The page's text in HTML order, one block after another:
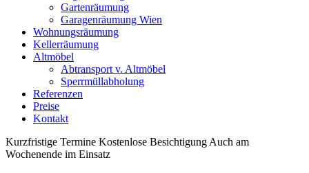
Gartenräumung
Garagenräumung Wien
Wohnungsräumung
Kellerräumung
Altmöbel
Abtransport v. Altmöbel
Sperrmüllabholung
Referenzen
Preise
Kontakt
Kurzfristige Termine Kostenlose Besichtigung Auch am
Wochenende im Einsatz